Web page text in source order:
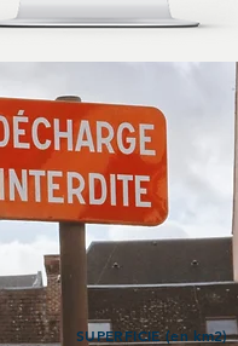
SUPERFICIE (en km2)